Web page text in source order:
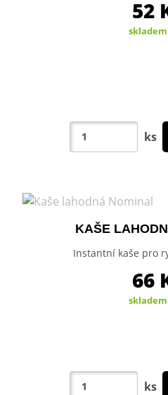
52
skladem
ks
KAŠE
Instantní kaše pro
66
skladem
ks